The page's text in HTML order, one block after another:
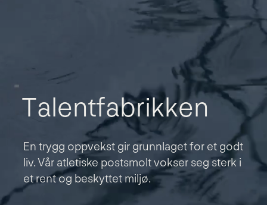
Talentfabrikken
En trygg oppvekst gir grunnlaget for et godt
liv. Vår atletiske postsmolt vokser seg sterk i
et rent og beskyttet miljø.